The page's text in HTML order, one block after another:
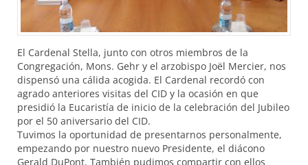
El Cardenal Stella, junto con otros miembros de la
Congregación, Mons. Gehr y el arzobispo Joël Mercier, nos
dispensó una cálida acogida. El Cardenal recordó con
agrado anteriores visitas del CID y la ocasión en que
presidió la Eucaristía de inicio de la celebración del Jubileo
por el 50 aniversario del CID.
Tuvimos la oportunidad de presentarnos personalmente,
empezando por nuestro nuevo Presidente, el diácono
Gerald DuPont. También pudimos compartir con ellos